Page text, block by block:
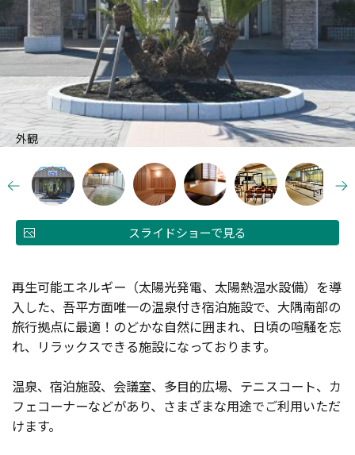
外観
スライドショーで見る
再生可能エネルギー（太陽光発電、太陽熱温水設備）を導
入した、吾平方面唯一の温泉付き宿泊施設で、大隅南部の
旅行拠点に最適！のどかな自然に囲まれ、日頃の喧騒を忘
れ、リラックスできる施設になっております。
温泉、宿泊施設、会議室、多目的広場、テニスコート、カ
フェコーナーなどがあり、さまざまな用途でご利用いただ
けます。